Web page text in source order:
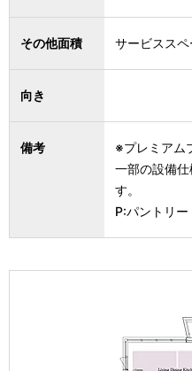
その他面積 サービスス
向き
備考
※プレミアム
一部の設備
す。
P:パントリー